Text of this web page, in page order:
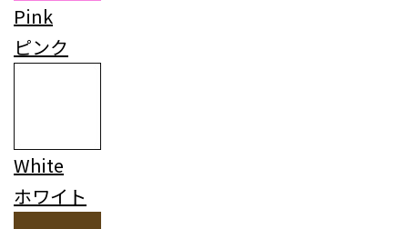
Pink
ピンク
White
ホワイト